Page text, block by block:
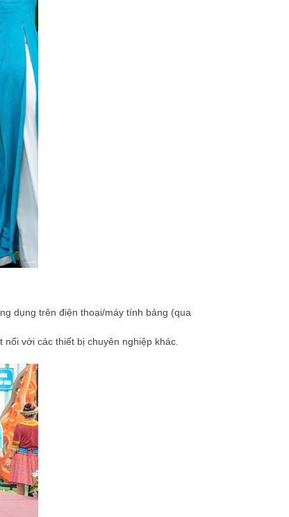
dụng trên điện thoại/máy tính bảng (qua
với các thiết bị chuyên nghiệp khác.